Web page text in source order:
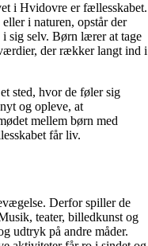
i Hvidovre er fællesskabet.
i naturen, opstår der
sig selv. Børn lærer at tage
der rækker langt ind i
sted, hvor de føler sig
og opleve, at
mellem børn med
får liv.
Derfor spiller de
teater, billedkunst og
udtryk på andre måder.